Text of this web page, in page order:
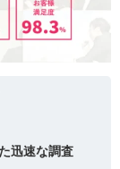
迅速な調査